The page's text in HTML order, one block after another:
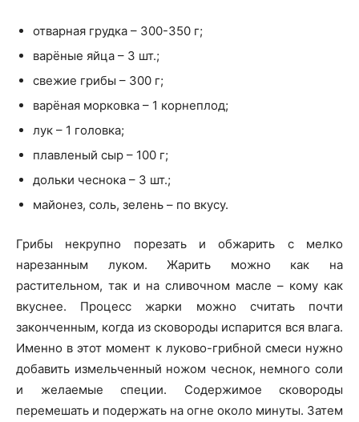
отварная грудка – 300-350 г;
варёные яйца – 3 шт.;
свежие грибы – 300 г;
варёная морковка – 1 корнеплод;
лук – 1 головка;
плавленый сыр – 100 г;
дольки чеснока – 3 шт.;
майонез, соль, зелень – по вкусу.
Грибы некрупно порезать и обжарить с мелко
нарезанным луком. Жарить можно как на
растительном, так и на сливочном масле – кому как
вкуснее. Процесс жарки можно считать почти
законченным, когда из сковороды испарится вся влага.
Именно в этот момент к луково-грибной смеси нужно
добавить измельченный ножом чеснок, немного соли
и желаемые специи. Содержимое сковороды
перемешать и подержать на огне около минуты. Затем